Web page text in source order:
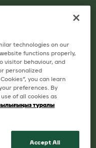
1-де 3
Monarch. Кофе
сақтайтын
және де
кофе
technologies on our
functions properly,
visitor behaviour, and
personalized
you can learn
preferences. By
of all cookies as
туралы
Accept All